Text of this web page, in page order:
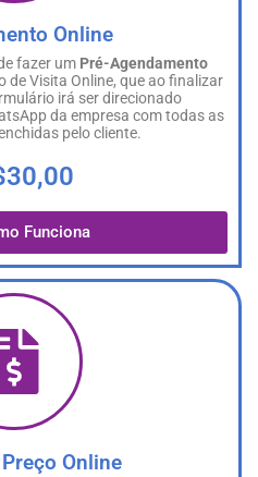
Online
fazer um Pré-Agendamento
de Visita Online, que ao finalizar
irá ser direcionado
da empresa com todas as
pelo cliente.
Funciona
Online